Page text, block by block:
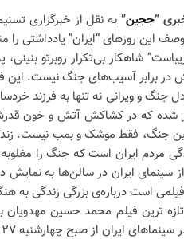
“ججین” به نقل از خبرگزاری
این روزهاى “ایران” یادداشتى را
شاهکار بی‌تکرار روبرتو
در برابر آسیب‌های جنگ نیست.
جنگ و ویرانی نه تنها به فرزند
شده که در کشاکش آتش و خون
جنگ، فقط موشک و بمب نیست.
مردم ایران است که جنگ را مغلوبه
سینمای ایران در سالن‌ها به
است درباره‌ی بزرگی زندگی به
ایران از صبح چهارشنبه ٢٧ اسفند آغاز شده است.